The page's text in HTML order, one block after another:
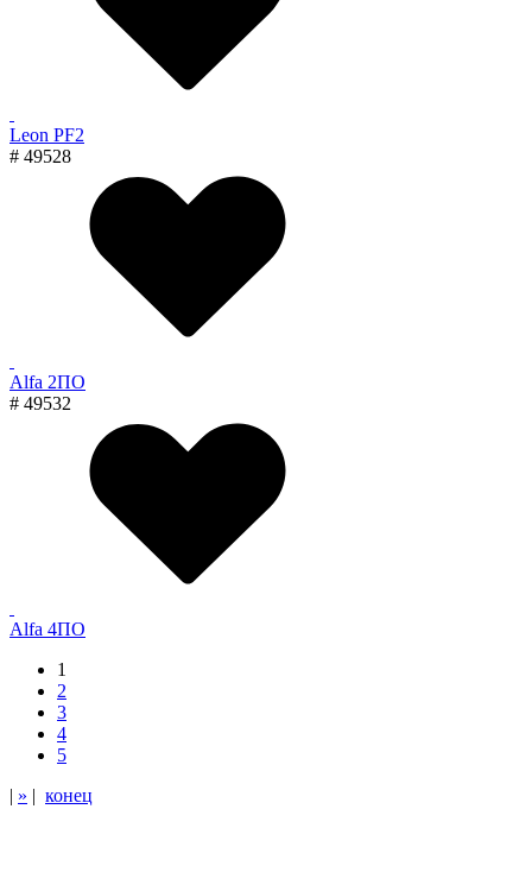
Leon PF2
# 49528
Alfa 2ПО
# 49532
Alfa 4ПО
1
2
3
4
5
| » | конец